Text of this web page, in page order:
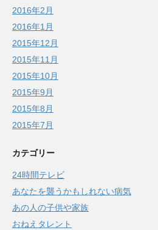
2016年2月
2016年1月
2015年12月
2015年11月
2015年10月
2015年9月
2015年8月
2015年7月
カテゴリー
24時間テレビ
あなたを襲うかもしれない病気
あの人の子供や家族
おねえタレント